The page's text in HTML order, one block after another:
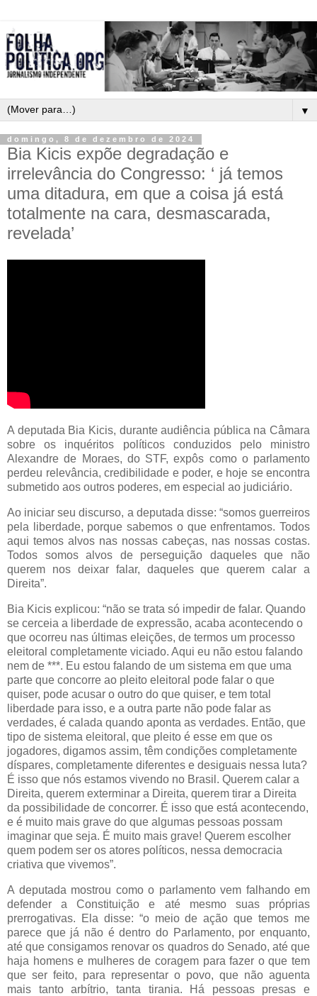
▼
domingo, 8 de dezembro de 2024
Bia Kicis expõe degradação e
irrelevância do Congresso: ‘ já temos
uma ditadura, em que a coisa já está
totalmente na cara, desmascarada,
revelada’
A deputada Bia Kicis, durante audiência pública na Câmara
sobre os inquéritos políticos conduzidos pelo ministro
Alexandre de Moraes, do STF, expôs como o parlamento
perdeu relevância, credibilidade e poder, e hoje se encontra
submetido aos outros poderes, em especial ao judiciário.
Ao iniciar seu discurso, a deputada disse: “somos guerreiros
pela liberdade, porque sabemos o que enfrentamos. Todos
aqui temos alvos nas nossas cabeças, nas nossas costas.
Todos somos alvos de perseguição daqueles que não
querem nos deixar falar, daqueles que querem calar a
Direita”.
Bia Kicis explicou: “não se trata só impedir de falar. Quando
se cerceia a liberdade de expressão, acaba acontecendo o
que ocorreu nas últimas eleições, de termos um processo
eleitoral completamente viciado. Aqui eu não estou falando
nem de ***. Eu estou falando de um sistema em que uma
parte que concorre ao pleito eleitoral pode falar o que
quiser, pode acusar o outro do que quiser, e tem total
liberdade para isso, e a outra parte não pode falar as
verdades, é calada quando aponta as verdades. Então, que
tipo de sistema eleitoral, que pleito é esse em que os
jogadores, digamos assim, têm condições completamente
díspares, completamente diferentes e desiguais nessa luta?
É isso que nós estamos vivendo no Brasil. Querem calar a
Direita, querem exterminar a Direita, querem tirar a Direita
da possibilidade de concorrer. É isso que está acontecendo,
e é muito mais grave do que algumas pessoas possam
imaginar que seja. É muito mais grave! Querem escolher
quem podem ser os atores políticos, nessa democracia
criativa que vivemos”.
A deputada mostrou como o parlamento vem falhando em
defender a Constituição e até mesmo suas próprias
prerrogativas. Ela disse: “o meio de ação que temos me
parece que já não é dentro do Parlamento, por enquanto,
até que consigamos renovar os quadros do Senado, até que
haja homens e mulheres de coragem para fazer o que tem
que ser feito, para representar o povo, que não aguenta
mais tanto arbítrio, tanta tirania. Há pessoas presas e